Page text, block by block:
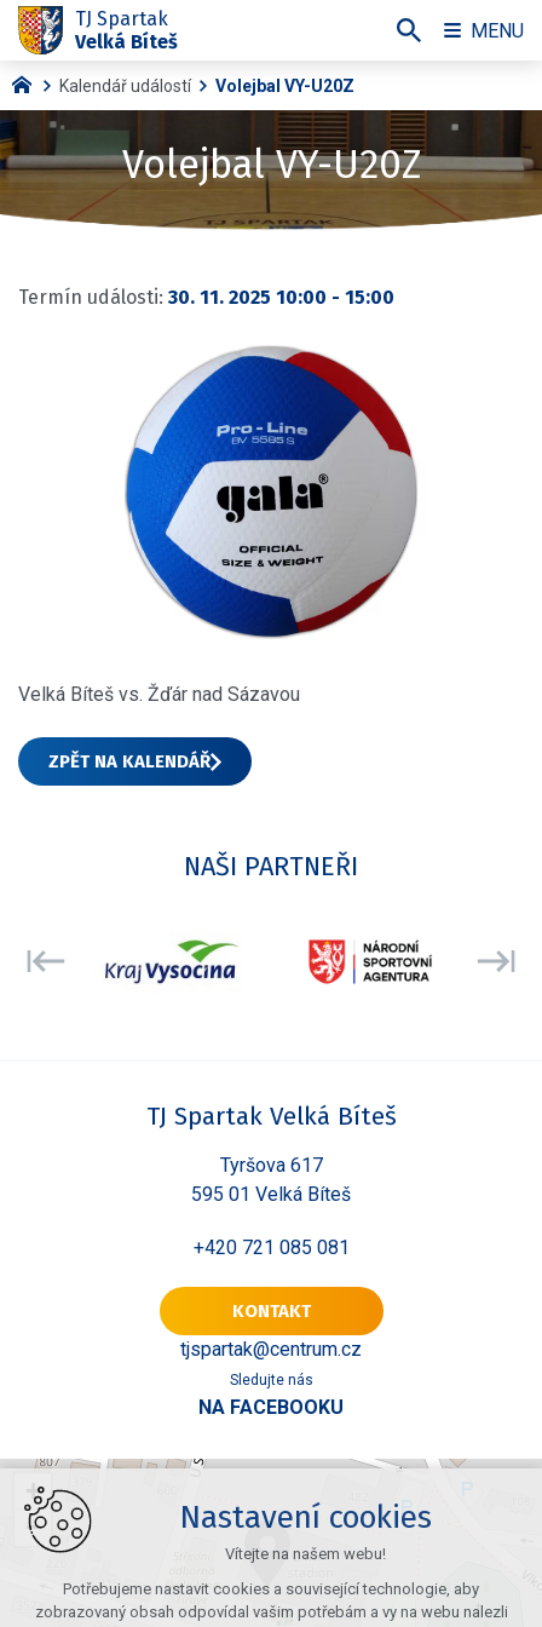
Kalendář událostí Volejbal VY-U20Z
Volejbal VY-U20Z
Termín události: 30. 11. 2025 10:00 - 15:00
Velká Bíteš vs. Žďár nad Sázavou
ZPĚT NA KALENDÁŘ
NAŠI PARTNEŘI
TJ Spartak Velká Bíteš
Tyršova 617
595 01 Velká Bíteš
+420 721 085 081
KONTAKT
tjspartak@centrum.cz
Sledujte nás
NA FACEBOOKU
+
−
TJ Spartak
Velká Bíteš
MENU
Nastavení cookies
Vítejte na našem webu!
Potřebujeme nastavit cookies a související technologie, aby
zobrazovaný obsah odpovídal vašim potřebám a vy na webu nalezli